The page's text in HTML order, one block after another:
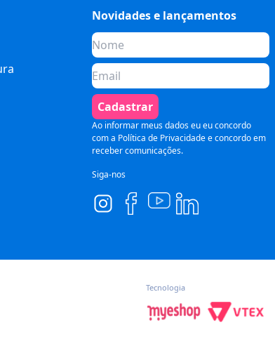
Novidades e lançamentos
Cadastrar
Ao informar meus dados eu eu concordo
com a Política de Privacidadee concordo em
receber comunicações.
Siga-nos
Tecnologia